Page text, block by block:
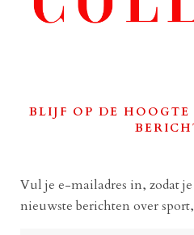
BLIJF OP DE
Vul je e-mailadres in, zodat
nieuwste berichten over